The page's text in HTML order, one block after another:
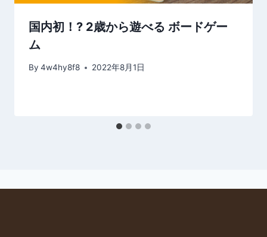
国内初！? 2歳から遊べる ボードゲー
ム
By 4w4hy8f8 2022年8月1日